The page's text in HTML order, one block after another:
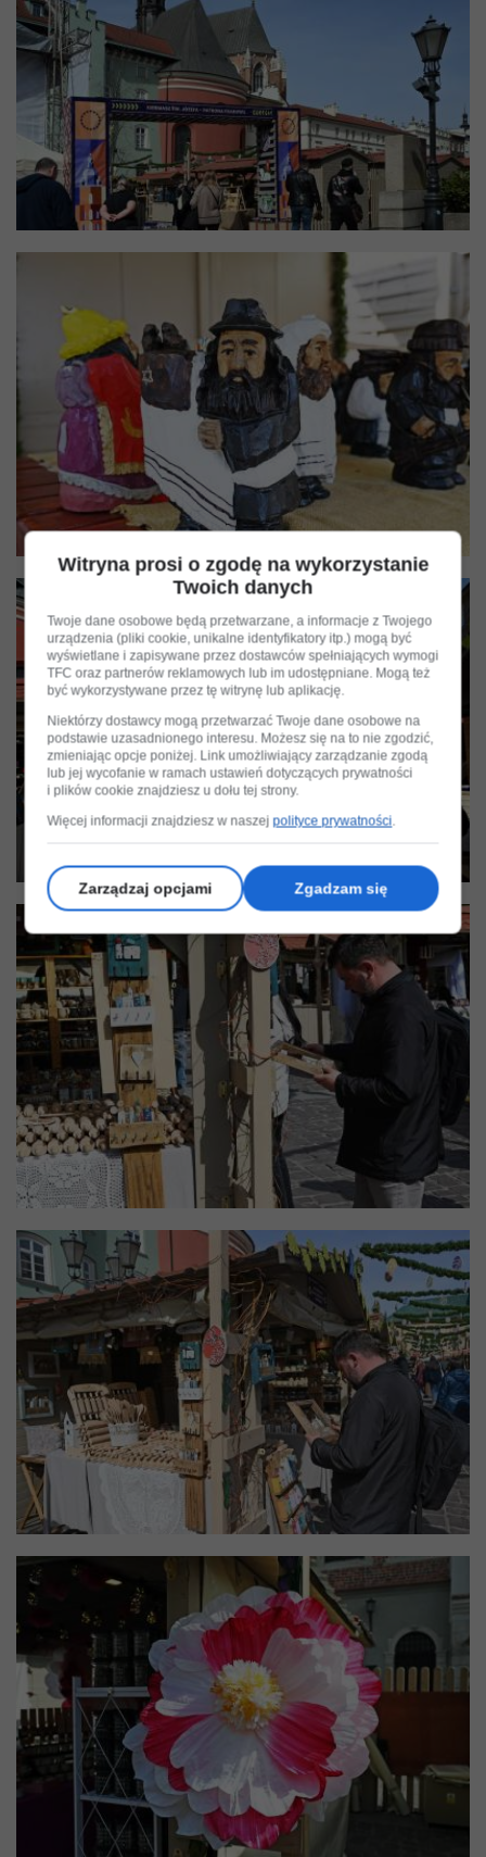
Witryna prosi o zgodę na wykorzystanie
Twoich danych
Twoje dane osobowe będą przetwarzane, a informacje z Twojego
urządzenia (pliki cookie, unikalne identyfikatory itp.) mogą być
wyświetlane i zapisywane przez dostawców spełniających wymogi
TFC oraz partnerów reklamowych lub im udostępniane. Mogą też
być wykorzystywane przez tę witrynę lub aplikację.
Niektórzy dostawcy mogą przetwarzać Twoje dane osobowe na
podstawie uzasadnionego interesu. Możesz się na to nie zgodzić,
zmieniając opcje poniżej. Link umożliwiający zarządzanie zgodą
lub jej wycofanie w ramach ustawień dotyczących prywatności
i plików cookie znajdziesz u dołu tej strony.
Więcej informacji znajdziesz w naszejpolityce prywatności.
Zarządzaj opcjami Zgadzam się